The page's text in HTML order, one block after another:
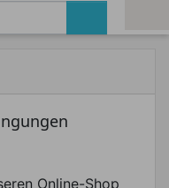
Online-Shop